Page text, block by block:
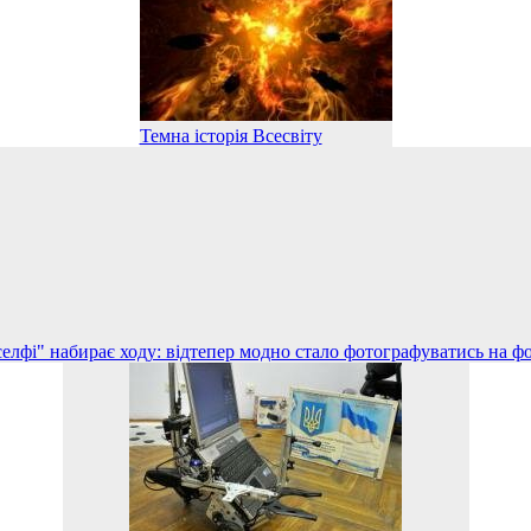
Темна історія Всесвіту
набирає ходу: відтепер модно стало фотографуватись на